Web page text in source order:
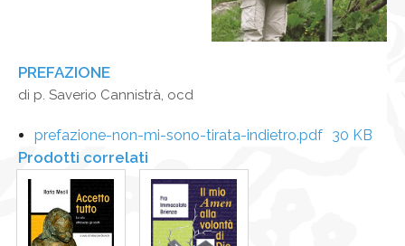
PREFAZIONE
di p. Saverio Cannistrà, ocd
prefazione-non-mi-sono-tirata-indietro.pdf 30 KB
Prodotti correlati